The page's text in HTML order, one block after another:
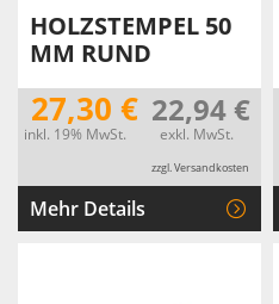
HOLZSTEMPEL 50
MM RUND
27,30 €
inkl. 19% MwSt.
22,94 €
exkl. MwSt.
zzgl. Versandkosten
Mehr Details